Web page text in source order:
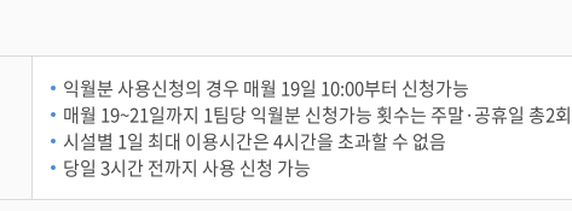
익월분 사용신청의 경우 매월 19일 10:00부터 신청가능
매월 19~21일까지 1팀당 익월분 신청가능 횟수는 주말·공휴일 총
시설별 1일 최대 이용시간은 4시간을 초과할 수 없음
당일 3시간 전까지 사용 신청 가능